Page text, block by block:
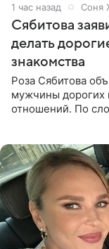
1 час назад Соня
Сябитова
делать
знакомства
Роза Сябитова
мужчины дорогих
отношений. По